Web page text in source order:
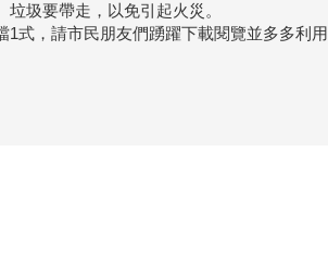
圾要帶走，以免引起火災。
式，請市民朋友們踴躍下載閱覽並多多利用